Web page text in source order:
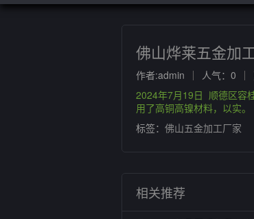
佛山烨莱五金加
作者:admin 人气：0
2024年7月19日 顺德区容
用了高铜高镍材料，以实。
标签： 佛山五金加工厂家
相关推荐